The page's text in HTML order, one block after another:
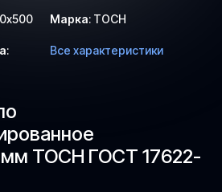
ТОСН ГОСТ 17622-
Марка: ТОСН
:
Все характеристики